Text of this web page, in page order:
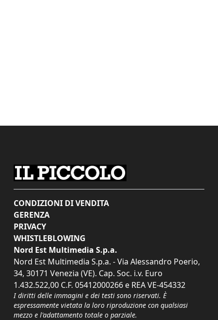
CONDIZIONI DI VENDITA
GERENZA
PRIVACY
WHISTLEBLOWING
Nord Est Multimedia S.p.a.
Nord Est Multimedia S.p.a. - Via Alessandro Poerio,
34, 30171 Venezia (VE). Cap. Soc. i.v. Euro
1.432.522,00 C.F. 05412000266 e REA VE-454332
I diritti delle immagini e dei testi sono riservati. È
espressamente vietata la loro riproduzione con qualsiasi
mezzo e l'adattamento totale o parziale.